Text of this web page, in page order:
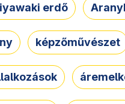
erdő
képzőművészet